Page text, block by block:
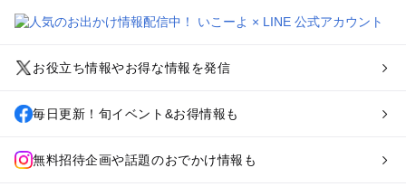
お役立ち情報やお得な情報を発信
毎日更新！旬イベント&お得情報も
無料招待企画や話題のおでかけ情報も